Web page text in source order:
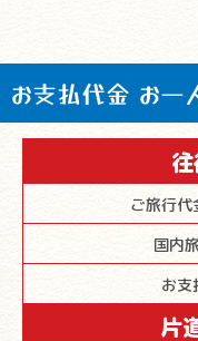
お支払代金 お一
ご旅行
国内
お
片